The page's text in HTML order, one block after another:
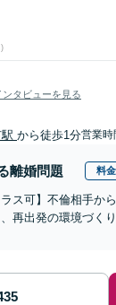
)
ンタビューを見る
から徒歩1分営業時
離婚問題 料
ラス可】不倫相手
再出発の環境づく